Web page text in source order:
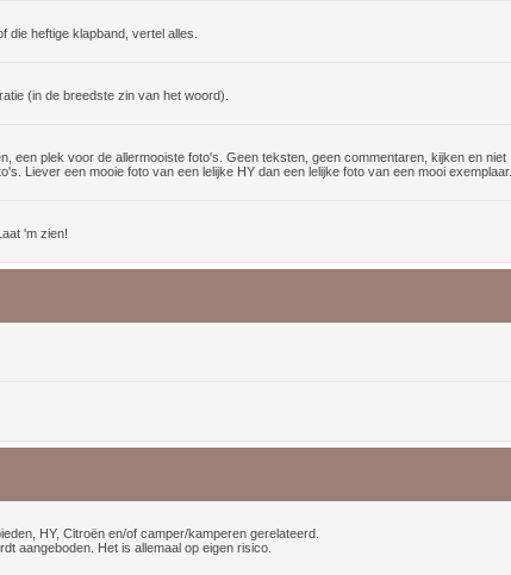
die heftige klapband, vertel alles.
(in de breedste zin van het woord).
een plek voor de allermooiste foto's. Geen teksten, geen commentaren, kijken en niet
Liever een mooie foto van een lelijke HY dan een lelijke foto van een mooi exemplaar.
'm zien!
HY, Citroën en/of camper/kamperen gerelateerd.
aangeboden. Het is allemaal op eigen risico.